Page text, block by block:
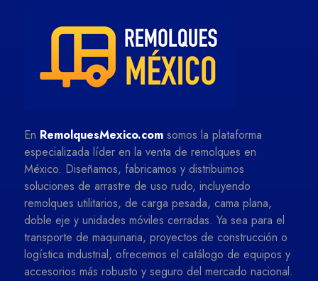
En RemolquesMexico.com somos la plataforma
especializada líder en la venta de remolques en
México. Diseñamos, fabricamos y distribuimos
soluciones de arrastre de uso rudo, incluyendo
remolques utilitarios, de carga pesada, cama plana,
doble eje y unidades móviles cerradas. Ya sea para el
transporte de maquinaria, proyectos de construcción o
logística industrial, ofrecemos el catálogo de equipos y
accesorios más robusto y seguro del mercado nacional.